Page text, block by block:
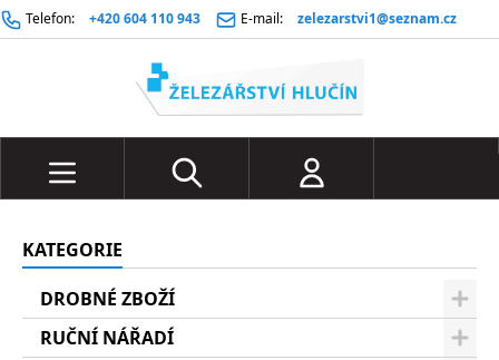
Telefon: +420 604 110 943 E-mail: zelezarstvi1@seznam.cz
KATEGORIE
DROBNÉ ZBOŽÍ
RUČNÍ NÁŘADÍ